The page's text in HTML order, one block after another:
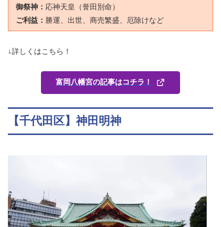
御祭神： 応神天皇（誉田別命）
ご利益： 勝運、出世、商売繁盛、厄除けなど
↓詳しくはこちら！
富岡八幡宮の記事はコチラ！
【千代田区】神田明神